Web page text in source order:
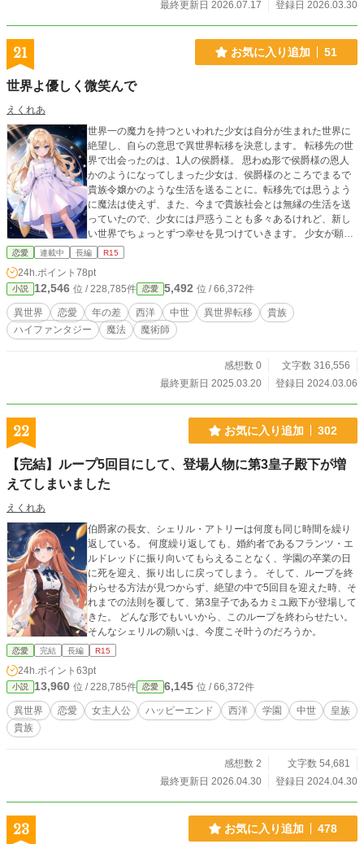
最終更新日 2026.07.17
登録日 2026.03.30
21 お気に入り追加 51
世界よ優しく微笑んで
えくれあ
世界一の魔力を持つといわれた少女は自分が生まれた世界に
絶望し、自らの意思で異世界転移を決意します。 転移先の世
界で出会ったのは、1人の侯爵様。 思わぬ形で侯爵様の恩人
かのようになってしまった少女は、侯爵様のところでまるで
貴族令嬢かのような生活を送ることに。転移先では思うよう
に魔法は使えず、また、今まで貴族社会とは無縁の生活を送
っていたので、少女には戸惑うことも多々あるけれど、新し
い世界でちょっとずつ幸せを見つけていきます。 少女が願う
のはただ1つ。この世界が自分に優しい世界であることだけ。
ますと幸いです。
恋愛 連載中 長編 R15
24h.ポイント 78pt
小説 12,546 位 / 228,785件 恋愛 5,492 位 / 66,372件
異世界 恋愛 年の差 西洋 中世 異世界転移
貴族
ハイファンタジー
魔法 魔術師
感想数 0
文字数 316,556
最終更新日 2025.03.20
登録日 2024.03.06
22 お気に入り追加 302
【完結】ループ5回目にして、登場人物に第3皇子殿下が増
えてしまいました
えくれあ
伯爵家の長女、シェリル・アトリーは何度も同じ時間を繰り
返している。 何度繰り返しても、婚約者であるフランツ・エ
ルドレッドに振り向いてもらえることなく、学園の卒業の日
に死を迎え、振り出しに戻ってしまう。 そして、ループを終
わらせる方法が見つからず、絶望の中で5回目を迎えた時、そ
れまでの法則を覆して、第3皇子であるカミユ殿下が登場して
きた。 どんな形でもいいから、このループを終わらせたい。
そんなシェリルの願いは、今度こそ叶うのだろうか。
恋愛 完結 長編 R15
24h.ポイント 63pt
小説 13,960 位 / 228,785件 恋愛 6,145 位 / 66,372件
異世界 恋愛 女主人公 ハッピーエンド 西洋 学園 中世
皇族
貴族
感想数 2
文字数 54,681
最終更新日 2026.04.30
登録日 2024.04.30
23 お気に入り追加 478